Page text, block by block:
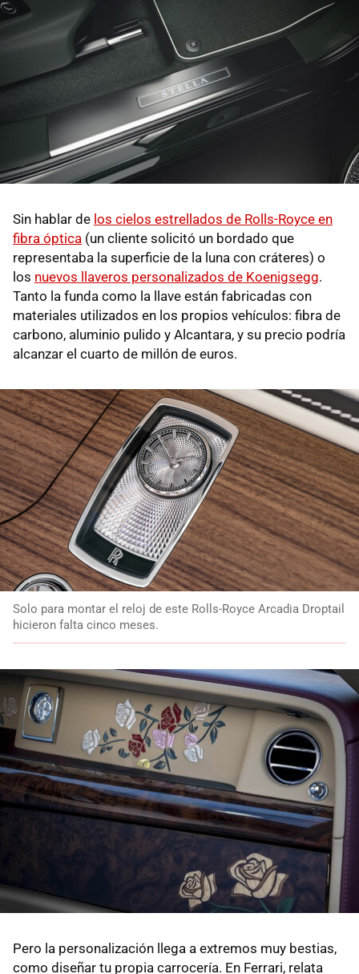
Sin hablar de los cielos estrellados de Rolls-Royce en
fibra óptica (un cliente solicitó un bordado que
representaba la superficie de la luna con cráteres) o
los nuevos llaveros personalizados de Koenigsegg.
Tanto la funda como la llave están fabricadas con
materiales utilizados en los propios vehículos: fibra de
carbono, aluminio pulido y Alcantara, y su precio podría
alcanzar el cuarto de millón de euros.
Solo para montar el reloj de este Rolls-Royce Arcadia Droptail
hicieron falta cinco meses.
Pero la personalización llega a extremos muy bestias,
como diseñar tu propia carrocería. En Ferrari, relata